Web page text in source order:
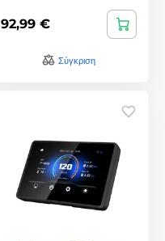
92,99 €
Σύγκριση